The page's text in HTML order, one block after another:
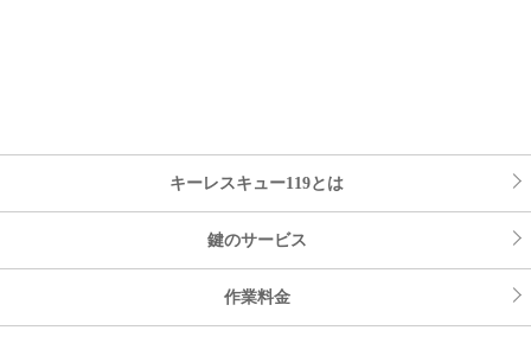
キーレスキュー119とは
鍵のサービス
作業料金